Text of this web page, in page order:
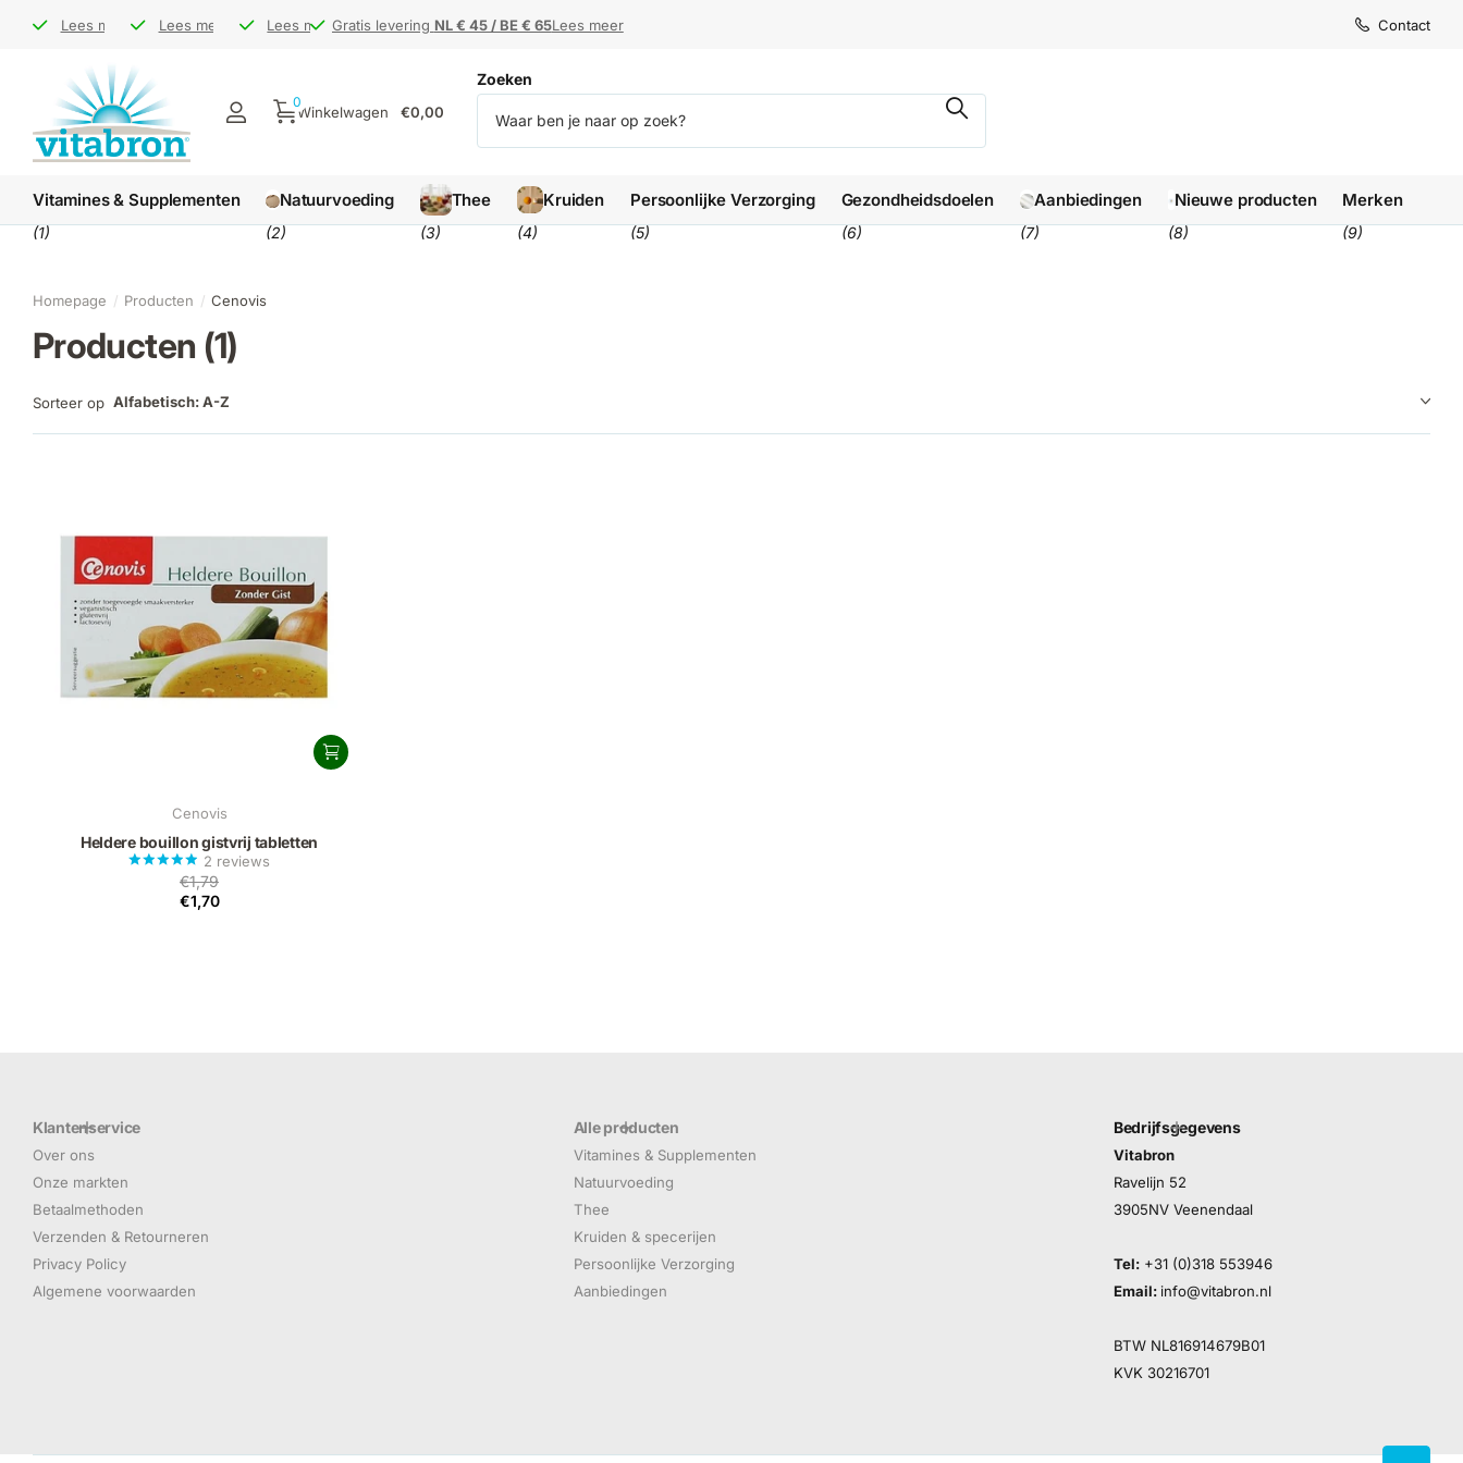
Bezoek ons op demarkt
Lees meer
Bezoek ons op demarkt
Gratis leveringNL € 45 / BE € 65
Lees meer
Gratis leveringNL € 45 / BE € 65
Levertijd1-3 werkdagen
Lees meer
Levertijd1-3 werkdagen
Gratis levering NL € 45 / BE € 65Lees meer
Gratis levering NL € 45 / BE € 65 Levertijd1-3
Levertijd1-3
Contact
Zoeken
Winkelwagen
0
€0,00
Vitamines & Supplementen
(1)
Natuurvoeding
(2)
Thee
(3)
Kruiden
(4)
Persoonlijke Verzorging
(5)
Gezondheidsdoelen
(6)
Aanbiedingen
(7)
Nieuwe producten
(8)
Merken
(9)
Homepage Producten Cenovis
Producten (1)
Sorteer op Alfabetisch: A-Z
Cenovis
Heldere bouillon gistvrij tabletten
2 reviews
€1,79
€1,70
Klantenservice
Over ons
Onze markten
Betaalmethoden
Verzenden & Retourneren
Privacy Policy
Algemene voorwaarden
Alle producten
Vitamines & Supplementen
Natuurvoeding
Thee
Kruiden & specerijen
Persoonlijke Verzorging
Aanbiedingen
Bedrijfsgegevens
Vitabron
Ravelijn 52
3905NV Veenendaal
Tel: +31 (0)318 553946
Email: info@vitabron.nl
BTW NL816914679B01
KVK 30216701